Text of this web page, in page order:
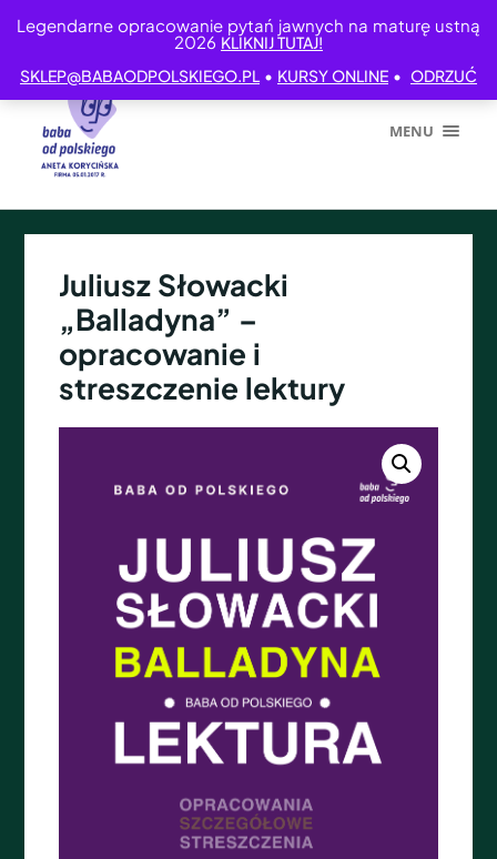
Legendarne opracowanie pytań jawnych na maturę ustną
2026 KLIKNIJ TUTAJ!
SKLEP@BABAODPOLSKIEGO.PL • KURSY ONLINE • ODRZUĆ
MENU
Juliusz Słowacki
„Balladyna” –
opracowanie i
streszczenie lektury